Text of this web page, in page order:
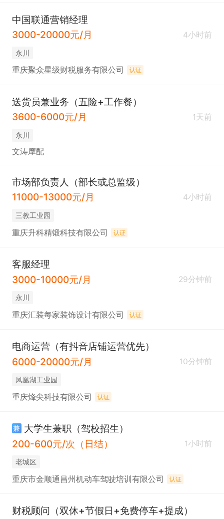
中国联通营销经理
3000-20000元/月
4小时前
永川
重庆聚众星级财税服务有限公司 认证
送货员兼业务（五险+工作餐）
3600-6000元/月
1天前
永川
文涛摩配
市场部负责人（部长或总监级）
11000-13000元/月
4小时前
三教工业园
重庆升科精锻科技有限公司 认证
客服经理
3000-10000元/月
29分钟前
永川
重庆汇装每家装饰设计有限公司 认证
电商运营（有抖音店铺运营优先）
6000-20000元/月
10分钟前
凤凰湖工业园
重庆烽尖科技有限公司 认证
兼 大学生兼职（驾校招生）
200-600元/次（日结）
1小时前
老城区
重庆市金顺通昌州机动车驾驶培训有限公司 认证
财税顾问（双休+节假日+免费停车+提成）